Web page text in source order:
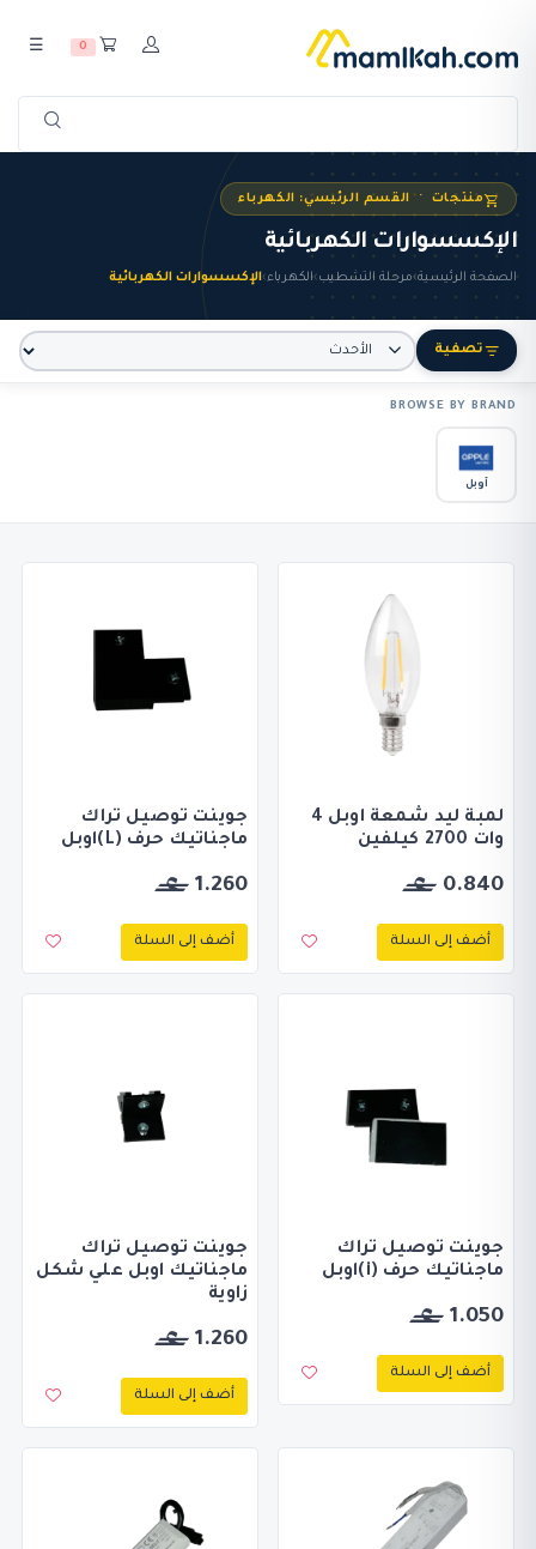
0
☰
منتجات · القسم الرئيسي: الكهرباء
الإكسسوارات الكهربائية
الصفحة الرئيسية›مرحلة التشطيب›الكهرباء›الإكسسوارات الكهربائية
تصفية
BROWSE BY BRAND
أوبل
لمبة ليد شمعة اوبل 4
وات 2700 كيلفين
0.840
أضف إلى السلة
جوينت توصيل تراك
ماجناتيك حرف (L)اوبل
1.260
أضف إلى السلة
جوينت توصيل تراك
ماجناتيك حرف (i)اوبل
1.050
أضف إلى السلة
جوينت توصيل تراك
ماجناتيك اوبل علي شكل
زاوية
1.260
أضف إلى السلة